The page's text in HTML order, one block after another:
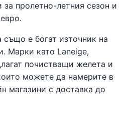
пролетно-летния сезон и
също е богат източник на
Марки като Laneige,
почистващи желета и
можете да намерите в
магазини с доставка до